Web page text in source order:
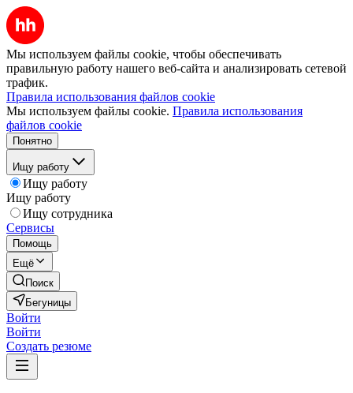
Мы используем файлы cookie, чтобы обеспечивать
правильную работу нашего веб-сайта и анализировать сетевой
трафик.
Правила использования файлов cookie
Мы используем файлы cookie. Правила использования
файлов cookie
Понятно
Ищу работу
Ищу работу
Ищу работу
Ищу сотрудника
Сервисы
Помощь
Ещё
Поиск
Бегуницы
Войти
Войти
Создать резюме